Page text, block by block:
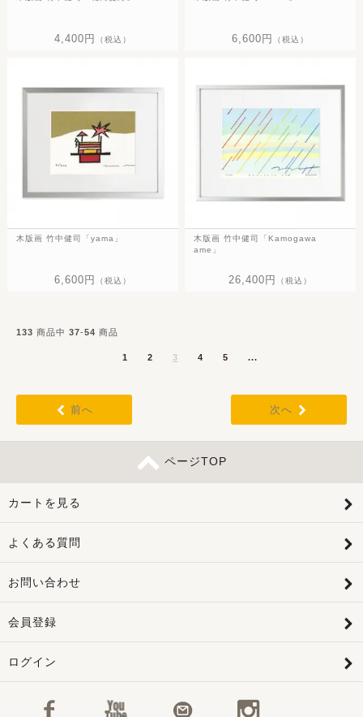
4,400円 （税込） 6,600円 （税込）
木版画 竹中健司「yama」
6,600円 （税込）
木版画 竹中健司「Kamogawa
ame」
26,400円 （税込）
133 商品中 37-54 商品
1 2 3 4 5 ...
前へ 次へ
ページTOP
カートを見る
よくある質問
お問い合わせ
会員登録
ログイン